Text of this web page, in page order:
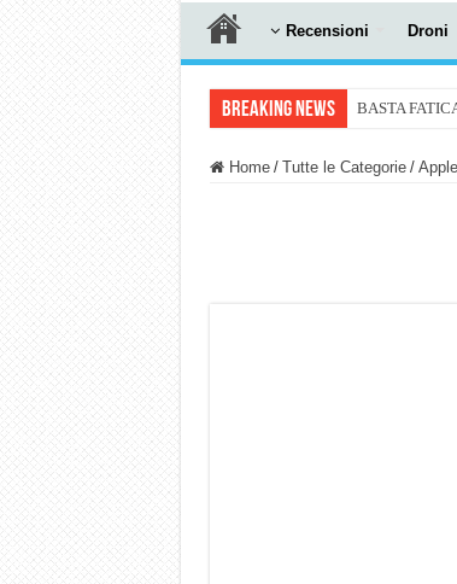
Recensioni Droni
Breaking News BASTA
Home / Tutte le Categorie / Apple